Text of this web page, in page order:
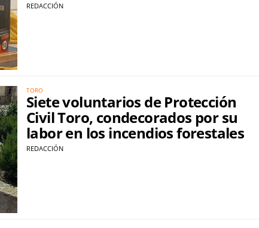
REDACCIÓN
TORO
Siete voluntarios de Protección
Civil Toro, condecorados por su
labor en los incendios forestales
REDACCIÓN